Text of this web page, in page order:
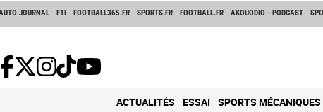
JOURNAL F1I FOOTBALL365.FR SPORTS.FR FOOTBALL.FR AKOUODIO - PODCAST
ACTUALITÉS ESSAI SPORTS MÉCANIQUES